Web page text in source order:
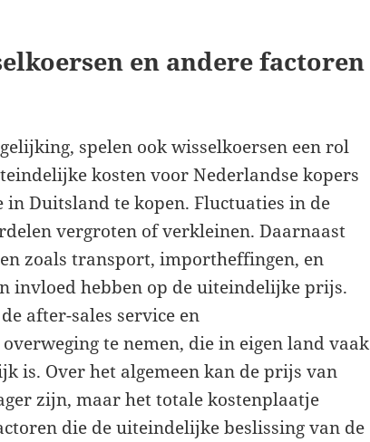
en andere factoren
spelen ook wisselkoersen een rol
kosten voor Nederlandse kopers
in Duitsland te kopen. Fluctuaties in de
vergroten of verkleinen. Daarnaast
zoals transport, importheffingen, en
invloed hebben op de uiteindelijke prijs.
after-sales service en
te nemen, die in eigen land vaak
is. Over het algemeen kan de prijs van
zijn, maar het totale kostenplaatje
die de uiteindelijke beslissing van de